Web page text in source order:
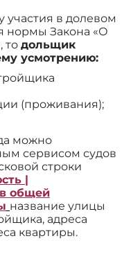
участия в долевом
нормы Закона «О
то дольщик
усмотрению:
(проживания);
можно
сервисом судов
строки
|
общей
название улицы
адреса
квартиры.